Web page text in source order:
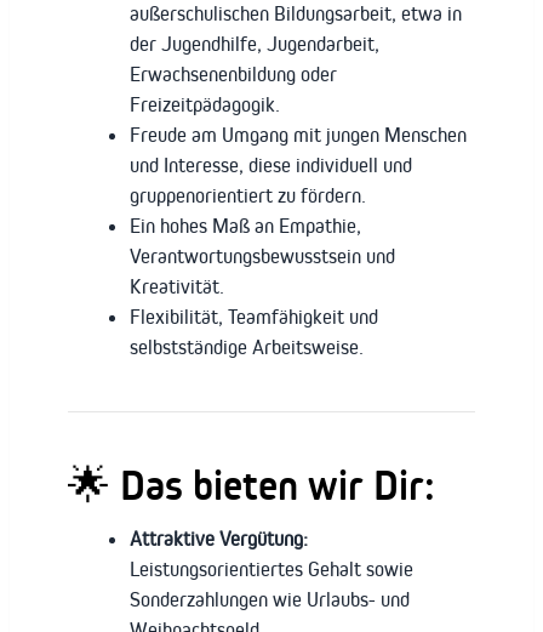
außerschulischen Bildungsarbeit, etwa in
der Jugendhilfe, Jugendarbeit,
Erwachsenenbildung oder
Freizeitpädagogik.
Freude am Umgang mit jungen Menschen
und Interesse, diese individuell und
gruppenorientiert zu fördern.
Ein hohes Maß an Empathie,
Verantwortungsbewusstsein und
Kreativität.
Flexibilität, Teamfähigkeit und
selbstständige Arbeitsweise.
🌟 Das bieten wir Dir:
Attraktive Vergütung:
Leistungsorientiertes Gehalt sowie
Sonderzahlungen wie Urlaubs- und